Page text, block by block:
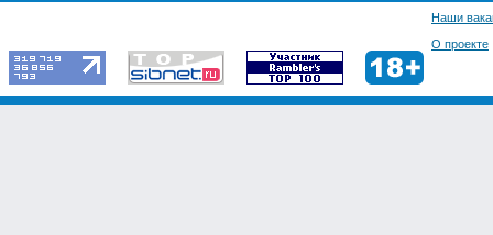
Наши
О проекте